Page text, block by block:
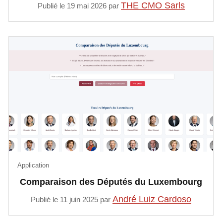
Publié le 19 mai 2026 par THE CMO Sarls
Comparaison des Députés du Luxembourg
Application
Publié le 11 juin 2025 par André Luiz Cardoso